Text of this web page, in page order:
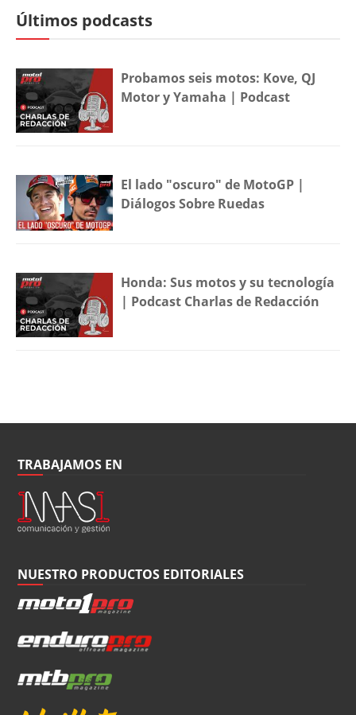
Últimos podcasts
Probamos seis motos: Kove, QJ
Motor y Yamaha | Podcast
El lado "oscuro" de MotoGP |
Diálogos Sobre Ruedas
Honda: Sus motos y su tecnología
| Podcast Charlas de Redacción
TRABAJAMOS EN
NUESTRO PRODUCTOS EDITORIALES